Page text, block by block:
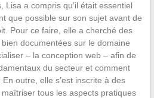
Lisa a compris qu’il était essentiel
que possible sur son sujet avant de
Pour ce faire, elle a cherché des
documentées sur le domaine
– la conception web – afin de
du secteur et comment
outre, elle s’est inscrite à des
tous les aspects pratiques